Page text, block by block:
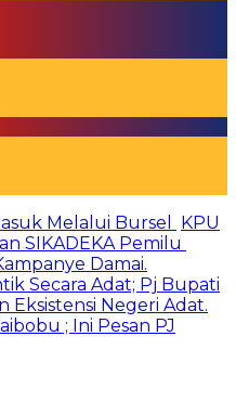
Melalui Bursel
KPU
SIKADEKA Pemilu
Damai.
Secara Adat; Pj Bupati
Negeri Adat.
; Ini Pesan PJ